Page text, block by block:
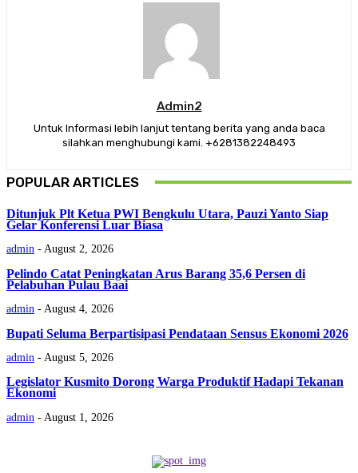
Admin2
Untuk Informasi lebih lanjut tentang berita yang anda baca
silahkan menghubungi kami. +6281382248493
POPULAR ARTICLES
Ditunjuk Plt Ketua PWI Bengkulu Utara, Pauzi Yanto Siap
Gelar Konferensi Luar Biasa
admin - August 2, 2026
Pelindo Catat Peningkatan Arus Barang 35,6 Persen di
Pelabuhan Pulau Baai
admin - August 4, 2026
Bupati Seluma Berpartisipasi Pendataan Sensus Ekonomi 2026
admin - August 5, 2026
Legislator Kusmito Dorong Warga Produktif Hadapi Tekanan
Ekonomi
admin - August 1, 2026